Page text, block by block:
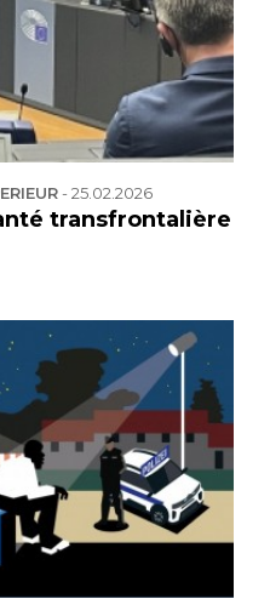
-25.02.2026
transfrontalière